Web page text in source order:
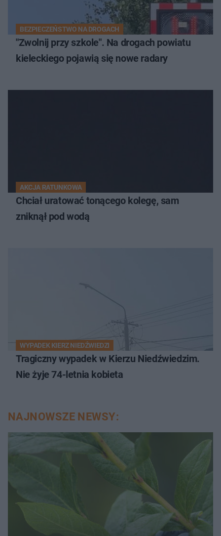
BEZPIECZEŃSTWO NA DROGACH
"Zwolnij przy szkole". Na drogach powiatu
kieleckiego pojawią się nowe radary
AKCJA RATUNKOWA
Chciał uratować tonącego kolegę, sam
zniknął pod wodą
WYPADEK KIERZ NIEDŹWIEDZI
Tragiczny wypadek w Kierzu Niedźwiedzim.
Nie żyje 74-letnia kobieta
NAJNOWSZE NEWSY: